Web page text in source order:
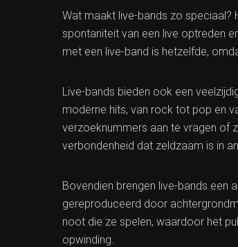
Wat maakt live-bands zo speciaal?
spontaniteit van een live optreden
met een live-band is hetzelfde,
Live-bands bieden ook een
moderne hits, van rock tot pop en
verzoeknummers aan te vragen of
verbondenheid dat zeldzaam is in
Bovendien brengen live-bands een
gereproduceerd door
noot die ze spelen, waardoor het
opwinding.